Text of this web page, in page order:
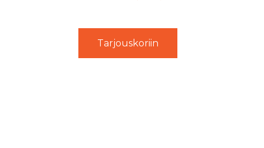
Tarjouskoriin